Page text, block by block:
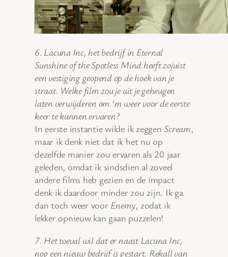
6. Lacuna Inc, het bedrijf in Eternal
Sunshine of the Spotless Mind heeft zojuist
een vestiging geopend op de hoek van je
straat. Welke film zou je uit je geheugen
laten verwijderen om ‘m weer voor de eerste
keer te kunnen ervaren?
In eerste instantie wilde ik zeggenScream,
maar ik denk niet dat ik het nu op
dezelfde manier zou ervaren als 20 jaar
geleden, omdat ik sindsdien al zoveel
andere films heb gezien en de impact
denk ik daardoor minder zou zijn. Ik ga
dan toch weer voor Enemy, zodat ik
lekker opnieuw kan gaan puzzelen!
7. Het toeval wil dat er naast Lacuna Inc,
nog een nieuw bedrijf is gestart. Rekall van